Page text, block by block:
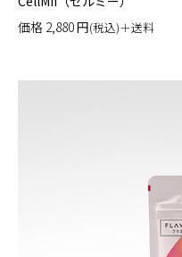
価格 2,880円(税込)＋送料